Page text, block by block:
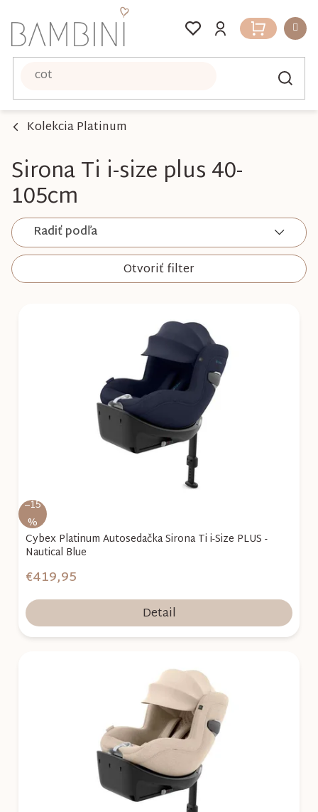
na
obsah
Nákupný
košík
Kolekcia Platinum
Sirona Ti i-size plus 40-
105cm
Radiť podľa
Otvoriť filter
–15
%
Cybex Platinum Autosedačka Sirona Ti i-Size PLUS -
Nautical Blue
€419,95
Detail